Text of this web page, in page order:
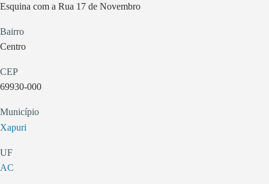
Esquina com a Rua 17 de Novembro
Bairro
Centro
CEP
69930-000
Município
Xapuri
UF
AC